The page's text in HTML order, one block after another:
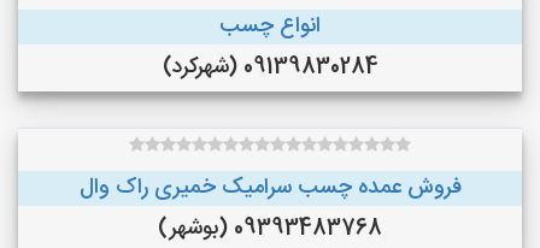
انواع چسب
09139830284 (شهرکرد)
فروش عمده چسب سرامیک خمیری راک وال
09393483768 (بوشهر)